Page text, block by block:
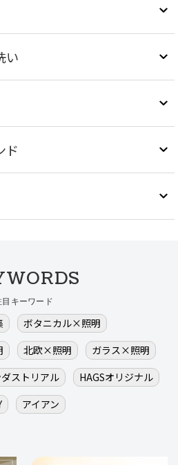
い
ド
目キーワード
ボタニカル×照明
北欧×照明
ガラス×照明
ストリアル
HAGSオリジナル
アイアン